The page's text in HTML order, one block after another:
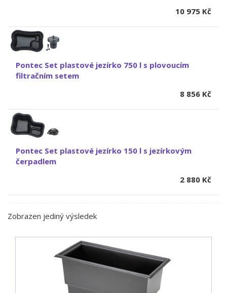
10 975 Kč
Pontec Set plastové jezírko 750 l s plovoucím
filtračním setem
8 856 Kč
Pontec Set plastové jezírko 150 l s jezírkovým
čerpadlem
2 880 Kč
Zobrazen jediný výsledek